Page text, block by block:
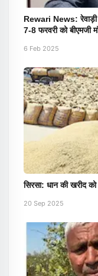
Rewari News: रेवाड़ी
7-8 फरवरी को बीएमजी
6 Feb 2025
सिरसा: धान की खरीद
20 Sep 2025